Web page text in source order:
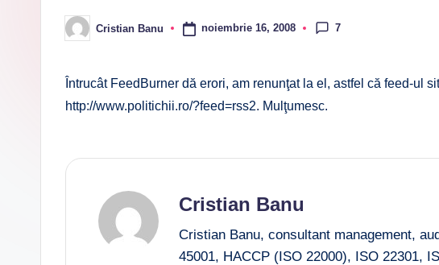
Posted
by
Cristian Banu noiembrie 16, 2008 7
Întrucât FeedBurner dă erori, am renunţat la el, astfel că feed-ul
http://www.politichii.ro/?feed=rss2. Mulţumesc.
Cristian Banu
Cristian Banu, consultant management,
45001, HACCP (ISO 22000), ISO 22301,